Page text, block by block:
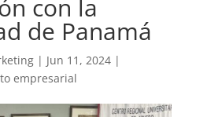
con la
de Panamá
| Jun 11, 2024|
empresarial